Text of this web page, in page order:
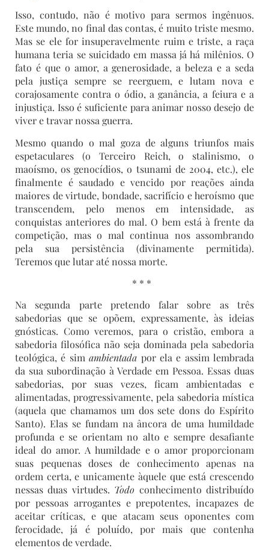
Isso, contudo, não é motivo para sermos ingênuos.
Este mundo, no final das contas, é muito triste mesmo.
Mas se ele for insuperavelmente ruim e triste, a raça
humana teria se suicidado em massa já há milênios. O
fato é que o amor, a generosidade, a beleza e a seda
pela justiça sempre se reerguem, e lutam nova e
corajosamente contra o ódio, a ganância, a feiura e a
injustiça. Isso é suficiente para animar nosso desejo de
viver e travar nossa guerra.
Mesmo quando o mal goza de alguns triunfos mais
espetaculares (o Terceiro Reich, o stalinismo, o
maoísmo, os genocídios, o tsunami de 2004, etc.), ele
finalmente é saudado e vencido por reações ainda
maiores de virtude, bondade, sacrifício e heroísmo que
transcendem, pelo menos em intensidade, as
conquistas anteriores do mal. O bem está à frente da
competição, mas o mal continua nos assombrando
pela sua persistência (divinamente permitida).
Teremos que lutar até nossa morte.
* * *
Na segunda parte pretendo falar sobre as três
sabedorias que se opõem, expressamente, às ideias
gnósticas. Como veremos, para o cristão, embora a
sabedoria filosófica não seja dominada pela sabedoria
teológica, é simambientada por ela e assim lembrada
da sua subordinação à Verdade em Pessoa. Essas duas
sabedorias, por suas vezes, ficam ambientadas e
alimentadas, progressivamente, pela sabedoria mística
(aquela que chamamos um dos sete dons do Espírito
Santo). Elas se fundam na âncora de uma humildade
profunda e se orientam no alto e sempre desafiante
ideal do amor. A humildade e o amor proporcionam
suas pequenas doses de conhecimento apenas na
ordem certa, e unicamente àquele que está crescendo
nessas duas virtudes. Todo conhecimento distribuído
por pessoas arrogantes e prepotentes, incapazes de
aceitar críticas, e que atacam seus oponentes com
ferocidade, já é poluído, por mais que contenha
elementos de verdade.